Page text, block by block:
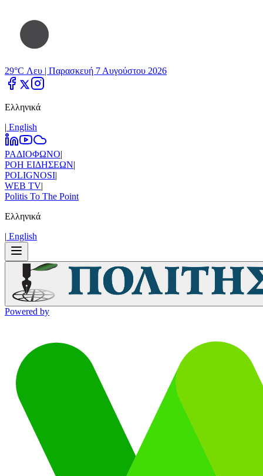
29°C Λευ | Παρασκευή 7 Αυγούστου 2026
Ελληνικά
| Εnglish
ΡΑΔΙΟΦΩΝΟ|
ΡΟΗ ΕΙΔΗΣΕΩΝ|
POLIGNOSI|
WEB TV|
Politis To The Point
Ελληνικά
| Εnglish
Powered by